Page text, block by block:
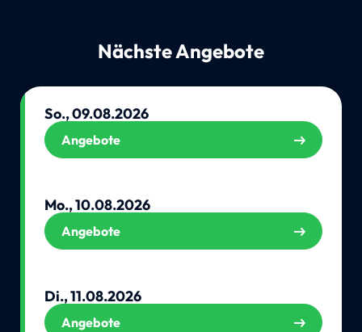
Nächste Angebote
So., 09.08.2026
Angebote
Mo., 10.08.2026
Angebote
Di., 11.08.2026
Angebote